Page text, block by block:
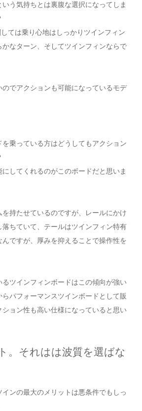
う気持ちとは裏腹な選択になってしま
ては乗り心地はしっかりツインフィン
なターン、そしてツインフィンならで
でアクションも可能になっているモデ
乗っている方はどうしてもアクション
してくれるのがこのボードだと思いま
持たせているのですが、レールにかけ
ちていて、テールはツインフィン特有
ですが、厚みを抑えることで操作性を
ツインフィンボードはこの傾向が強い
パフォーマンスツインボードとして販
ョン性も高い仕様になっていると思い
。それはは波質を選ばな
ンの最大のメリットは悪条件でもしっ